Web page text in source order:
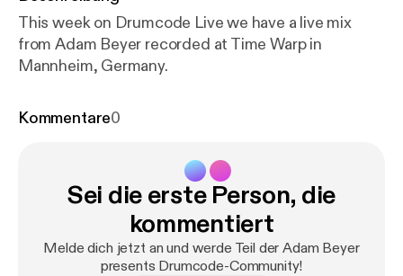
This week on Drumcode Live we have a live mix
from Adam Beyer recorded at Time Warp in
Mannheim, Germany.
Kommentare0
Sei die erste Person, die
kommentiert
Melde dich jetzt an und werde Teil der Adam Beyer
presents Drumcode-Community!